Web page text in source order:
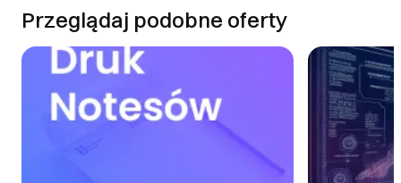
Przeglądaj podobne oferty